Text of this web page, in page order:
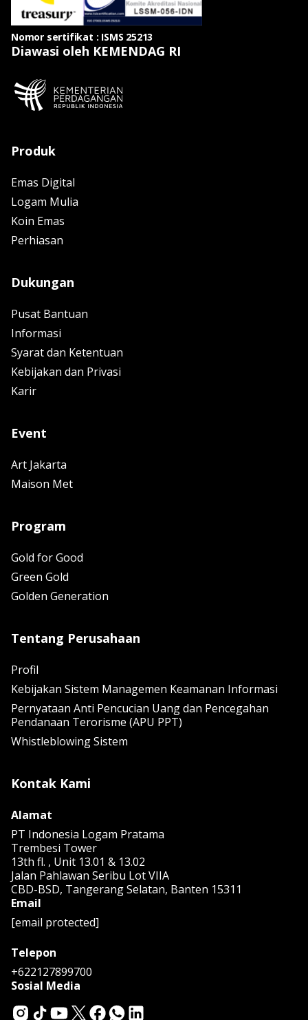
Nomor sertifikat : ISMS 25213
Diawasi oleh KEMENDAG RI
Produk
Emas Digital
Logam Mulia
Koin Emas
Perhiasan
Dukungan
Pusat Bantuan
Informasi
Syarat dan Ketentuan
Kebijakan dan Privasi
Karir
Event
Art Jakarta
Maison Met
Program
Gold for Good
Green Gold
Golden Generation
Tentang Perusahaan
Profil
Kebijakan Sistem Managemen Keamanan Informasi
Pernyataan Anti Pencucian Uang dan Pencegahan
Pendanaan Terorisme (APU PPT)
Whistleblowing Sistem
Kontak Kami
Alamat
PT Indonesia Logam Pratama
Trembesi Tower
13th fl. , Unit 13.01 & 13.02
Jalan Pahlawan Seribu Lot VIIA
CBD-BSD, Tangerang Selatan, Banten 15311
Email
[email protected]
Telepon
+622127899700
Sosial Media